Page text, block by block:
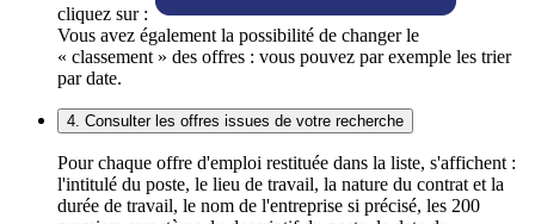
cliquez sur :
Vous avez également la possibilité de changer le
« classement » des offres : vous pouvez par exemple les trier
par date.
4. Consulter les offres issues de votre recherche
Pour chaque offre d'emploi restituée dans la liste, s'affichent :
l'intitulé du poste, le lieu de travail, la nature du contrat et la
durée de travail, le nom de l'entreprise si précisé, les 200